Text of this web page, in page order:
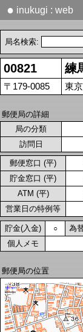
● inukugi : web
局名検索:
00821 練
〒179-0085 東
郵便局の詳細
局の分類
訪問日
郵便窓口 (平)
貯金窓口 (平)
ATM (平)
営業日の特例等
貯金(入金) ○ 為
個人メモ
郵便局の位置